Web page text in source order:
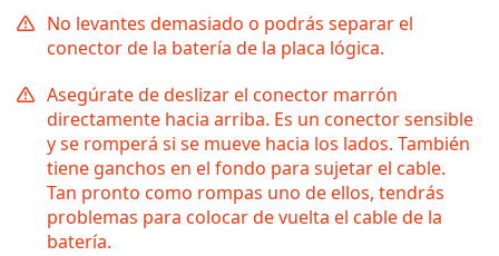
No levantes demasiado o podrás separar el
conector de la batería de la placa lógica.
Asegúrate de deslizar el conector marrón
directamente hacia arriba. Es un conector sensible
y se romperá si se mueve hacia los lados. También
tiene ganchos en el fondo para sujetar el cable.
Tan pronto como rompas uno de ellos, tendrás
problemas para colocar de vuelta el cable de la
batería.